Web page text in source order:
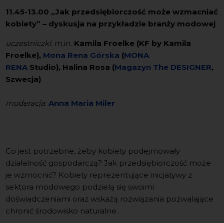
11.45-13.00 „Jak przedsiębiorczość może wzmacniać
kobiety” – dyskusja na przykładzie branży modowej
uczestniczki: m.in. Kamila Froelke (KF by Kamila
Froelke), Mona Rena Górska (MONA
RENA Studio), Halina Rosa (Magazyn The DESIGNER,
Szwecja)
moderacja:Anna Maria Miler
Co jest potrzebne, żeby kobiety podejmowały
działalność gospodarczą? Jak przedsiębiorczość może
je wzmocnić? Kobiety reprezentujące inicjatywy z
sektora modowego podzielą się swoimi
doświadczeniami oraz wskażą rozwiązania pozwalające
chronić środowisko naturalne.